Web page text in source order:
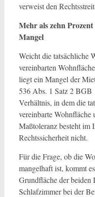
verweist den
Mehr als zehn
Mangel
Weicht die tatsächliche
vereinbarten
liegt ein Mangel der
536 Abs. 1 Satz 2
Verhältnis, in dem die
vereinbarte Wohnfläche
Maßtoleranz besteht im
Rechtssicherheit nicht.
Für die Frage, ob die
mangelhaft ist, kommt
Grundfläche der beiden
Schlafzimmer bei der